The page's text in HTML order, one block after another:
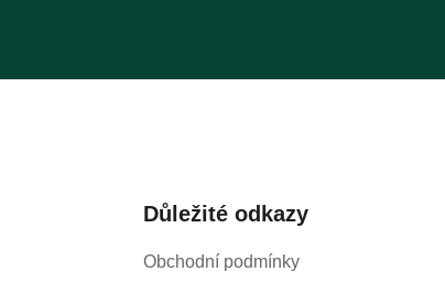
Důležité odkazy
Obchodní podmínky